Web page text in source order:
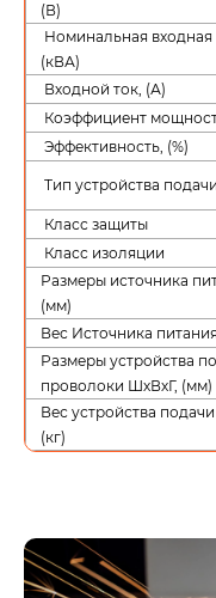
(В)
Номинальная
(кВА)
Входной ток, (А)
Коэффициент
Эффективность, (%)
Тип устройства
Класс защиты
Класс изоляции
Размеры источника
(мм)
Вес Источника
Размеры устройства
проволоки ШхВхГ, (мм)
Вес устройства
(кг)